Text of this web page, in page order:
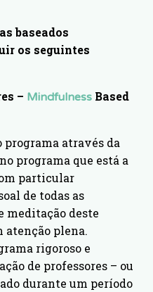
baseados
os seguintes
– Mindfulness Based
através da
programa que está a
particular
de todas as
meditação deste
atenção plena.
rigoroso e
de professores – ou
durante um período